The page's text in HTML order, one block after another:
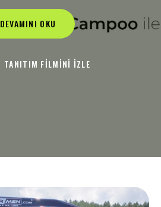
DEVAMINI OKU
TANITIM FILMINI İZLE